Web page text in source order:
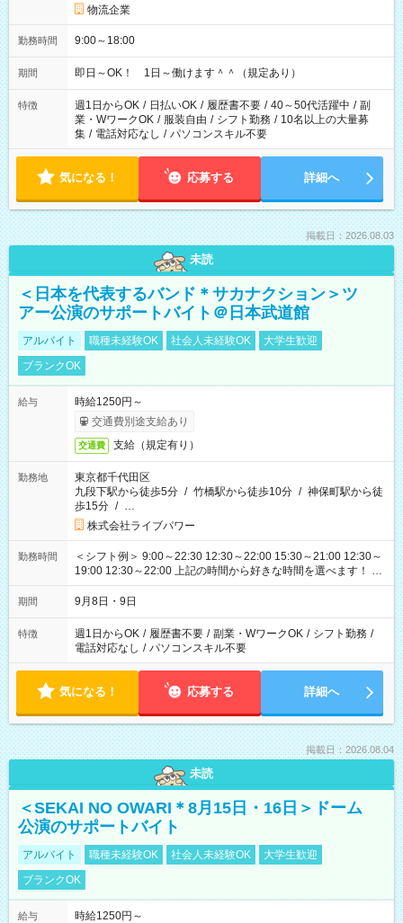
物流企業
勤務時間 9:00～18:00
期間 即日～OK！ 1日～働けます＾＾（規定あり）
特徴 週1日からOK / 日払いOK / 履歴書不要 / 40～50代活躍中 / 副
業・WワークOK / 服装自由 / シフト勤務 / 10名以上の大量募
集 / 電話対応なし / パソコンスキル不要
気になる！ 応募する 詳細へ
掲載日：2026.08.03
未読
＜日本を代表するバンド＊サカナクション＞ツ
アー公演のサポートバイト＠日本武道館
アルバイト 職種未経験OK 社会人未経験OK
大学生歓迎
ブランクOK
給与
時給1250円～
交通費別途支給あり
交通費 支給（規定有り）
勤務地
東京都千代田区
九段下駅から徒歩5分 / 竹橋駅から徒歩10分 / 神保町駅から徒
歩15分 / …
株式会社ライブパワー
勤務時間
＜シフト例＞ 9:00～22:30 12:30～22:00 15:30～21:00 12:30～
19:00 12:30～22:00 上記の時間から好きな時間を選べます！ ※
時間は変更となる可能性があります
期間 9月8日・9日
特徴 週1日からOK / 履歴書不要 / 副業・WワークOK / シフト勤務 /
電話対応なし / パソコンスキル不要
気になる！ 応募する 詳細へ
掲載日：2026.08.04
未読
＜SEKAI NO OWARI＊8月15日・16日＞ドーム
公演のサポートバイト
アルバイト 職種未経験OK 社会人未経験OK
大学生歓迎
ブランクOK
給与
時給1250円～